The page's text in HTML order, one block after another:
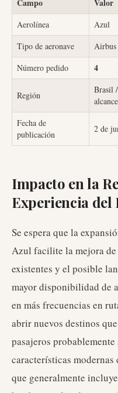
Campo Valor
Aerolínea
Azul
Tipo de aeronave
Airbus
Número pedido
4
Región
Brasil
alcance
Fecha de
publicación
2 de
Impacto en la
Experiencia del
Se espera que la
Azul facilite la mejora
existentes y el posible
mayor disponibilidad de
en más frecuencias en
abrir nuevos destinos
pasajeros
características
que generalmente